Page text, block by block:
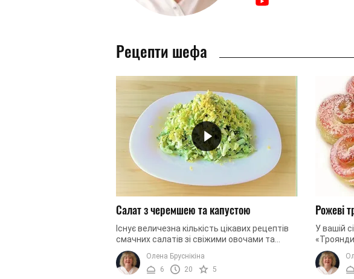
Рецепти шефа
Салат з черемшею та капустою
Існує величезна кількість цікавих рецептів
смачних салатів зі свіжими овочами та
зеленню. Оскільки навесні однією з перших
з'являється черемша, ...
Олена Бруснікіна
6
20 5
Рожеві
У вашій
своїх